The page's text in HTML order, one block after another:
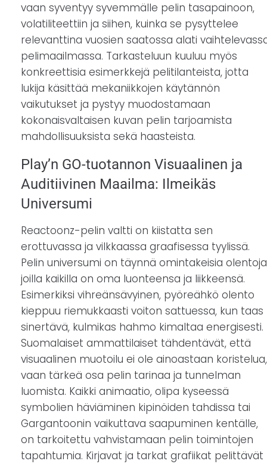
vaan syventyy syvemmälle pelin tasapainoon,
volatiliteettiin ja siihen, kuinka se pysyttelee
relevanttina vuosien saatossa alati
pelimaailmassa. Tarkasteluun kuuluu myös
konkreettisia esimerkkejä pelitilanteista, jotta
lukija käsittää mekaniikkojen käytännön
vaikutukset ja pystyy muodostamaan
kokonaisvaltaisen kuvan pelin tarjoamista
mahdollisuuksista sekä haasteista.
Play’n GO-tuotannon Visuaalinen ja
Auditiivinen Maailma: Ilmeikäs
Universumi
Reactoonz-pelin valtti on kiistatta sen
erottuvassa ja vilkkaassa graafisessa tyylissä.
Pelin universumi on täynnä omintakeisia
joilla kaikilla on oma luonteensa ja liikkeensä.
Esimerkiksi vihreänsävyinen, pyöreähkö olento
kieppuu riemukkaasti voiton sattuessa, kun taas
sinertävä, kulmikas hahmo kimaltaa energisesti.
Suomalaiset ammattilaiset tähdentävät, että
visuaalinen muotoilu ei ole ainoastaan koristelua,
vaan tärkeä osa pelin tarinaa ja tunnelman
luomista. Kaikki animaatio, olipa kyseessä
symbolien häviäminen kipinöiden tahdissa tai
Gargantoonin vaikuttava saapuminen kentälle,
on tarkoitettu vahvistamaan pelin toimintojen
tapahtumia. Kirjavat ja tarkat grafiikat pelittävät